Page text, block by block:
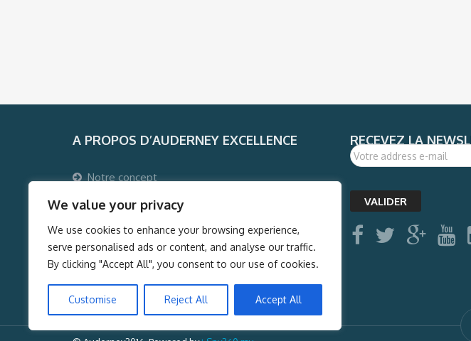
We value your privacy
We use cookies to enhance your browsing experience,
serve personalised ads or content, and analyse our traffic.
By clicking "Accept All", you consent to our use of cookies.
Customise Reject All Accept All
A PROPOS D’AUDERNEY EXCELLENCE
Notre concept
Pourquoi voyager avec Auderney Excellence ?
Qui sommes-nous ?
Auderney Excellence Events
RECEVEZ LA